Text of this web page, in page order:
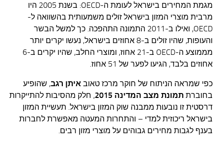
כתבו אלינו
מגמת המחירים בישראל לעומת ה-OECD: בשנת 2005 היו
מרבית מוצרי המזון בישראל זולים משמעותית בהשוואה ל-
OECD, ואילו ב-2011 התמונה התהפכה. כך למשל הבשר
והעופות, שהיו זולים ב-8 אחוזים בישראל, נעשו יקרים יותר
מממוצע ה-OECD ב-21 אחוז, ומוצרי החלב, שהיו יקרים ב-6
אחוזים בלבד, הגיעו לפער של 51 אחוז.
כפי שמראה הניתוח של חוקר מרכז טאוב איתן רגב, שהופיע
בחוברת תמונת מצב המדינה 2015
, חלק מהסיבות להתייקרות
דרסטית זו נובעות ממבנה שוק המזון בישראל. תעשיית המזון
בישראל ריכוזית למדי – והתחרות המעטה מאפשרת לחברות
בענף לגבות מחירים גבוהים על מוצרי מזון רבים.